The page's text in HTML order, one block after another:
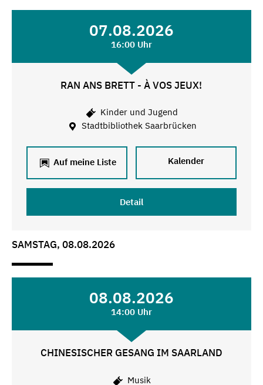
07.08.2026
16:00 Uhr
RAN ANS BRETT - À VOS JEUX!
Kinder und Jugend
Stadtbibliothek Saarbrücken
Auf meine Liste Kalender
Detail
SAMSTAG, 08.08.2026
08.08.2026
14:00 Uhr
CHINESISCHER GESANG IM SAARLAND
Musik